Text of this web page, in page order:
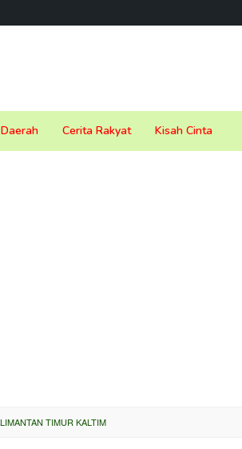
Cerita Rakyat Kisah Cinta
TIMUR KALTIM